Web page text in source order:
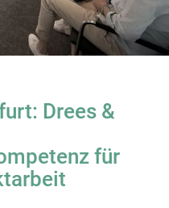
Drees &
für